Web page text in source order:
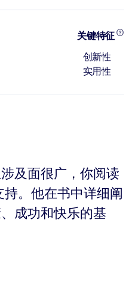
关键特征
创新性
实用性
及面很广，你阅读
。他在书中详细阐
成功和快乐的基